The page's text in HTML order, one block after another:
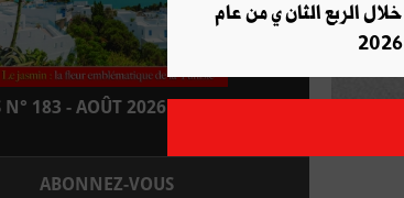
N° 183 - AOÛT 2026 : EN KIOSQUE
ABONNEZ-VOUS
خلال الربع الثان ي من عام
2026